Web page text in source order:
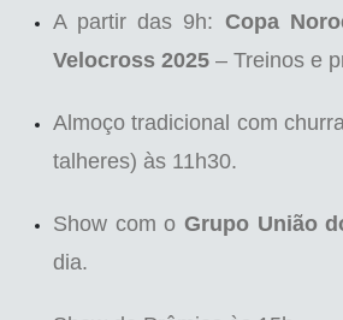
A partir das 9h: Copa
Velocross 2025 – Treinos e
Almoço tradicional com
talheres) às 11h30.
Show com o Grupo União
dia.